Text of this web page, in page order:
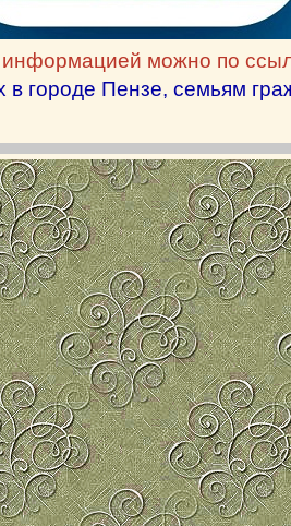
информацией можно по
в городе Пензе, семьям